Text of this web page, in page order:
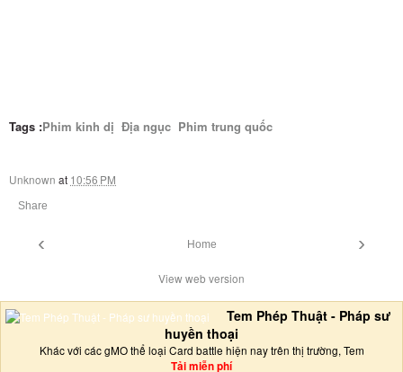
Tags :Phim kinh dị Địa ngục Phim trung quốc
Unknown at 10:56 PM
Share
‹ ›
Home
View web version
Tem Phép Thuật - Pháp sư
huyền thoại
Khác với các gMO thể loại Card battle hiện nay trên thị trường, Tem
Tải miễn phí